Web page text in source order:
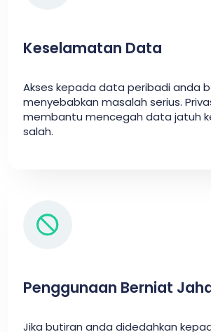
Keselamatan Data
Akses kepada data peribadi anda
menyebabkan masalah serius.
membantu mencegah data jatuh
salah.
Penggunaan Berniat
Jika butiran anda didedahkan